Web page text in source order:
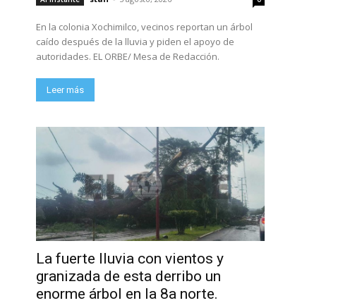
En la colonia Xochimilco, vecinos reportan un árbol
caído después de la lluvia y piden el apoyo de
autoridades. EL ORBE/ Mesa de Redacción.
Leer más
La fuerte lluvia con vientos y
granizada de esta derribo un
enorme árbol en la 8a norte.